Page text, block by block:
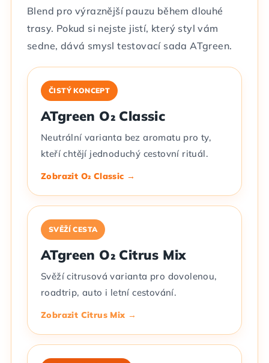
Blend pro výraznější pauzu během dlouhé
trasy. Pokud si nejste jistí, který styl vám
sedne, dává smysl testovací sada ATgreen.
ČISTÝ KONCEPT
ATgreen O₂ Classic
Neutrální varianta bez aromatu pro ty,
kteří chtějí jednoduchý cestovní rituál.
Zobrazit O₂ Classic →
SVĚŽÍ CESTA
ATgreen O₂ Citrus Mix
Svěží citrusová varianta pro dovolenou,
roadtrip, auto i letní cestování.
Zobrazit Citrus Mix →